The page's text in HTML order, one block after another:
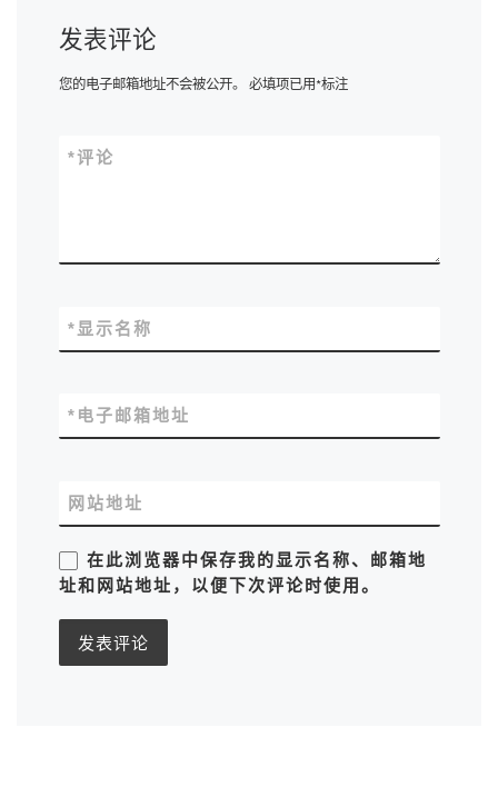
发表评论
您的电子邮箱地址不会被公开。 必填项已用*标注
评论
*
显示名称
*
电子邮箱地址
*
网站地址
在此浏览器中保存我的显示名称、邮箱地
址和网站地址，以便下次评论时使用。